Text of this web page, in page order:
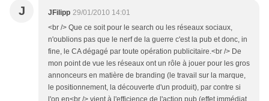
J JFilipp 29/01/2010 14:01
<br /> Que ce soit pour le search ou les réseaux sociaux,
n'oublions pas que le nerf de la guerre c'est la pub et donc, in
fine, le CA dégagé par toute opération publicitaire.<br /> De
mon point de vue les réseaux ont un rôle à jouer pour les gros
annonceurs en matière de branding (le travail sur la marque,
le positionnement, la découverte d'un produit), par contre si
l'on en<br /> vient à l'efficience de l'action pub (effet immédiat